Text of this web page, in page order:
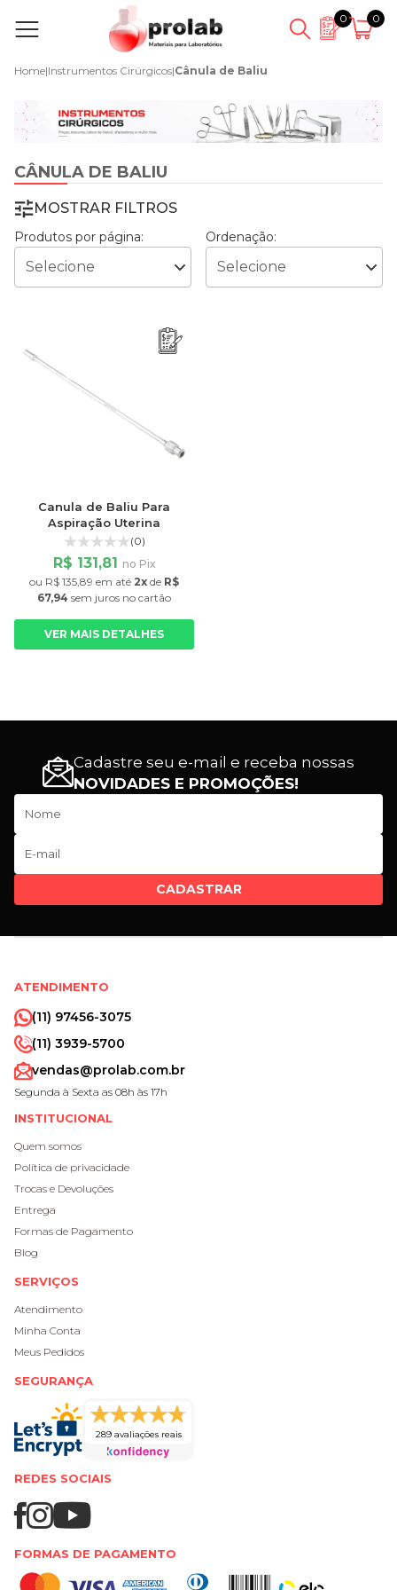
0 0
Home|Instrumentos Cirúrgicos|Cânula de Baliu
CÂNULA DE BALIU
MOSTRAR FILTROS
Produtos por página: Ordenação:
Canula de Baliu Para
Aspiração Uterina
(0)
R$ 131,81 no Pix
ou R$ 135,89 em até 2x de R$
67,94 sem juros no cartão
VER MAIS DETALHES
Cadastre seu e-mail e receba nossas
NOVIDADES E PROMOÇÕES!
CADASTRAR
ATENDIMENTO
(11) 97456-3075
(11) 3939-5700
vendas@prolab.com.br
Segunda à Sexta as 08h às 17h
INSTITUCIONAL
Quem somos
Política de privacidade
Trocas e Devoluções
Entrega
Formas de Pagamento
Blog
SERVIÇOS
Atendimento
Minha Conta
Meus Pedidos
SEGURANÇA
289 avaliações reais
REDES SOCIAIS
FORMAS DE PAGAMENTO